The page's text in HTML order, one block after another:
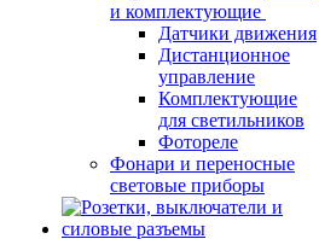
и комплектующие
Датчики движения
Дистанционное
управление
Комплектующие
для светильников
Фотореле
Фонари и переносные
световые приборы